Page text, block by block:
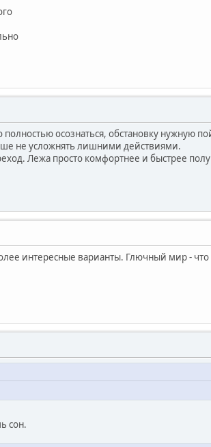
осознаться, обстановку нужную
не усложнять лишними действиями.
Лежа просто комфортнее и быстрее
интересные варианты. Глючный мир -
сон.